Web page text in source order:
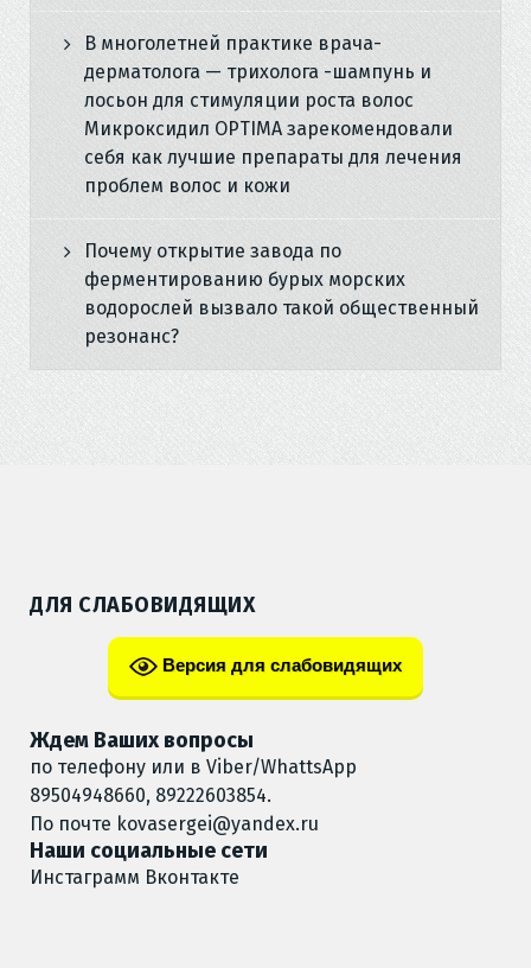
В многолетней практике врача-
дерматолога — трихолога -шампунь и
лосьон для стимуляции роста волос
Микроксидил OPTIMA зарекомендовали
себя как лучшие препараты для лечения
проблем волос и кожи
Почему открытие завода по
ферментированию бурых морских
водорослей вызвало такой общественный
резонанс?
ДЛЯ СЛАБОВИДЯЩИХ
Версия для слабовидящих
Ждем Ваших вопросы
по телефону или в Viber/WhattsApp
89504948660, 89222603854.
По почте kovasergei@yandex.ru
Наши социальные сети
Инстаграмм Вконтакте